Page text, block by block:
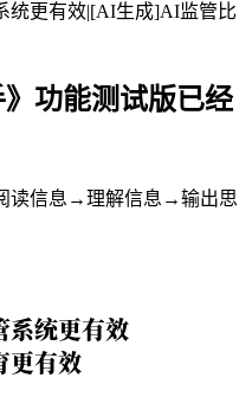
统更有效|[AI生成]AI监管比
功能测试版已经
读信息→理解信息→输出思
统更有效
有效